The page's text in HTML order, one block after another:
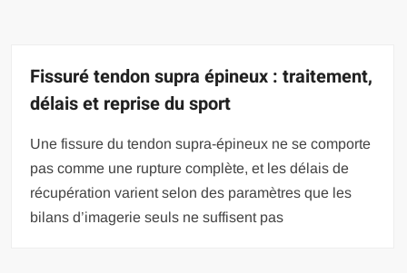
Fissuré tendon supra épineux : traitement,
délais et reprise du sport
Une fissure du tendon supra-épineux ne se comporte
pas comme une rupture complète, et les délais de
récupération varient selon des paramètres que les
bilans d’imagerie seuls ne suffisent pas